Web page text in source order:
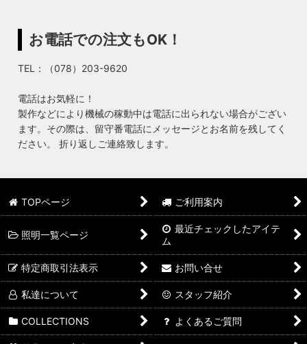
お電話での注文もOK！
TEL：（078）203-9620
電話はお気軽に！
製作などにより機械の稼動中は電話に出られない場合がござい
ます。その際は、留守番電話にメッセージとお名前を残してく
ださい。 折り返しご連絡致します。
TOPページ ご利用案内
照明一覧ページ
最近チェックしたアイテ
ム
特定商取引法表示 お問い合せ
私達について スタッフ紹介
COLLECTIONS よくあるご質問